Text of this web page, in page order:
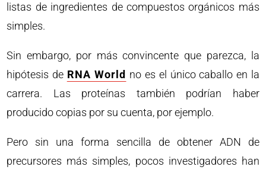
listas de ingredientes de compuestos orgánicos más
simples.
Sin embargo, por más convincente que parezca, la
hipótesis de RNA World no es el único caballo en la
carrera. Las proteínas también podrían haber
producido copias por su cuenta, por ejemplo.
Pero sin una forma sencilla de obtener ADN de
precursores más simples, pocos investigadores han